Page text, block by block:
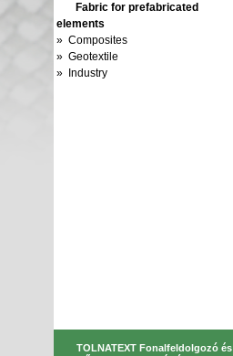
Fabric for prefabricated
elements
» Composites
» Geotextile
» Industry
TOLNATEXT Fonalfeldolgozó és